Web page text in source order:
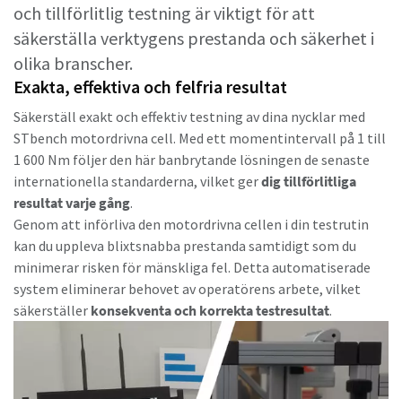
Visa alla våra branscher
Visa alla
Dags att kalibrera?
Säkerställ kvalitet och minska defekter med
verktygskalibrering och ackrediterad
kvalitetssäkringskalibrering.​
Kalibrera dina verktyg på rätt sätt nu!
Momentum Talks
Titta
Dokumentation och resurser
och tillförlitlig testning är viktigt för att
säkerställa verktygens prestanda och säkerhet i
olika branscher.
Exakta, effektiva och felfria resultat
Säkerställ exakt och effektiv testning av dina nycklar med
STbench motordrivna cell. Med ett momentintervall på 1 till
1 600 Nm följer den här banbrytande lösningen de senaste
internationella standarderna, vilket gerdig tillförlitliga
resultat varje gång.
Genom att införliva den motordrivna cellen i din testrutin
kan du uppleva blixtsnabba prestanda samtidigt som du
minimerar risken för mänskliga fel. Detta automatiserade
system eliminerar behovet av operatörens arbete, vilket
säkerställer konsekventa och korrekta testresultat.